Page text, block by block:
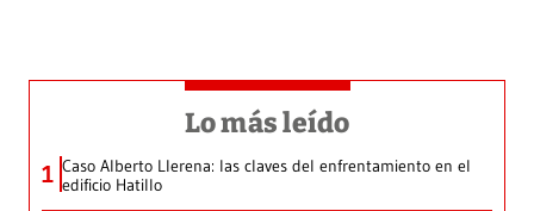
Lo más leído
1 Caso Alberto Llerena: las claves del enfrentamiento en el
edificio Hatillo